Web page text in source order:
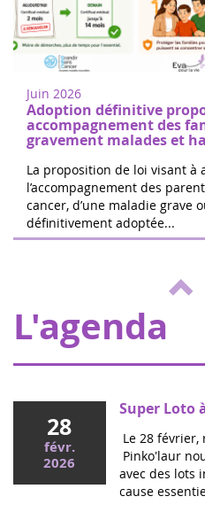
Juin 2026
Adoption définitive
accompagnement des
gravement malades et
La proposition de loi visant
l’accompagnement des
cancer, d’une maladie grave
définitivement adoptée...
L'agenda
18
juin
2022
Donne di
Cammina o
sul cancro
in loco. Il
04
Le 24 ore di
Il team di
attività a
ENVOL, a
28
févr.
2026
Super Loto
Le 28 février,
Pinko'laur
avec des lots
cause